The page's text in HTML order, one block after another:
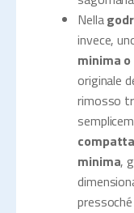
Nella
invece,
minima
originale
rimosso
minima,